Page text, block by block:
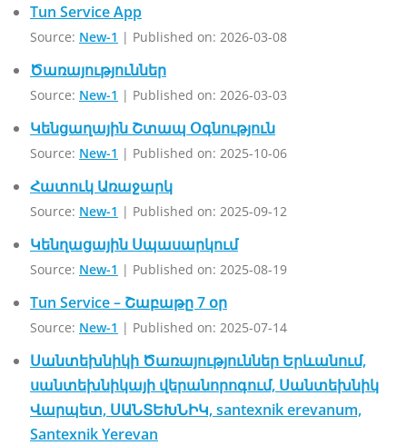
Tun Service App
Source: New-1 Published on: 2026-03-08
Ծառայություններ
Source: New-1 Published on: 2026-03-03
Կենցաղային Շտապ Օգնություն
Source: New-1 Published on: 2025-10-06
Հատուկ Առաջարկ
Source: New-1 Published on: 2025-09-12
Կենղացային Սպասարկում
Source: New-1 Published on: 2025-08-19
Tun Service – Շաբաթը 7 օր
Source: New-1 Published on: 2025-07-14
Սանտեխնիկի Ծառայություններ Երևանում,
սանտեխնիկայի վերանորոգում, Սանտեխնիկ
Վարպետ, ՍԱՆՏԵԽՆԻԿ, santexnik erevanum,
Santexnik Yerevan